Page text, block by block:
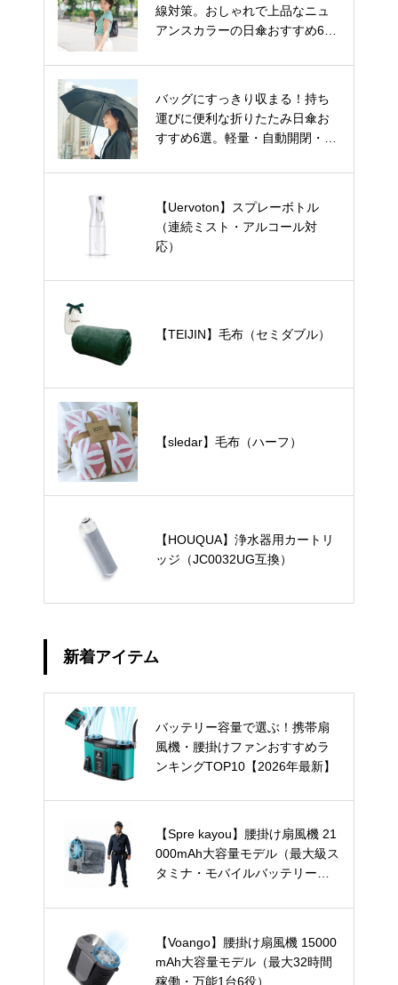
線対策。おしゃれで上品なニュ
アンスカラーの日傘おすすめ6
バッグにすっきり収まる！持ち
運びに便利な折りたたみ日傘お
すすめ6選。軽量・自動開閉・お
【Uervoton】スプレーボトル
（連続ミスト・アルコール対
応）
【TEIJIN】毛布（セミダブル）
【sledar】毛布（ハーフ）
【HOUQUA】浄水器用カートリ
ッジ（JC0032UG互換）
新着アイテム
バッテリー容量で選ぶ！携帯扇
風機・腰掛けファンおすすめラ
ンキングTOP10【2026年最新】
【Spre kayou】腰掛け扇風機 21
000mAh大容量モデル（最大級ス
タミナ・モバイルバッテリー兼
【Voango】腰掛け扇風機 15000
mAh大容量モデル（最大32時間
稼働・万能1台6役）